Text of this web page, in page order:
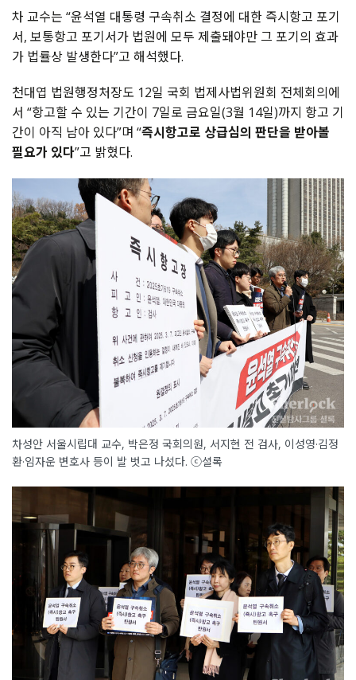
차 교수는 “윤석열 대통령 구속취소 결정에 대한 즉시항고 포기
서, 보통항고 포기서가 법원에 모두 제출돼야만 그 포기의 효과
가 법률상 발생한다”고 해석했다.
천대엽 법원행정처장도 12일 국회 법제사법위원회 전체회의에
서 “항고할 수 있는 기간이 7일로 금요일(3월 14일)까지 항고 기
간이 아직 남아 있다”며 “즉시항고로 상급심의 판단을 받아볼
필요가 있다”고 밝혔다.
차성안 서울시립대 교수, 박은정 국회의원, 서지현 전 검사, 이성영·김정
환·임자운 변호사 등이 발 벗고 나섰다. ⓒ셜록